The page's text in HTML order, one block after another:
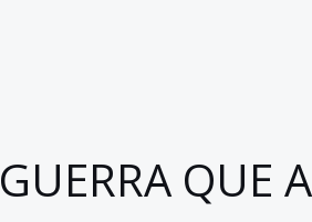
GUERRA QUE